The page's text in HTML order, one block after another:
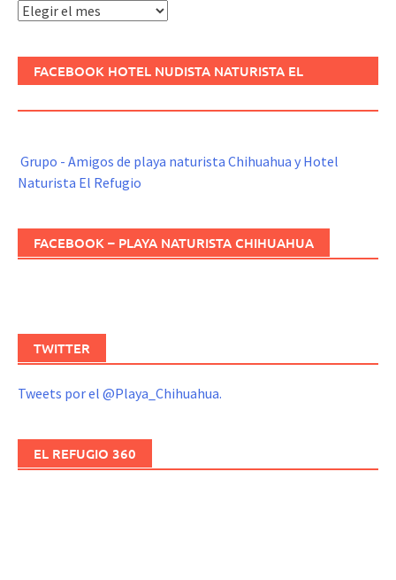
Archivos
FACEBOOK HOTEL NUDISTA NATURISTA EL
Grupo - Amigos de playa naturista Chihuahua y Hotel
Naturista El Refugio
FACEBOOK – PLAYA NATURISTA CHIHUAHUA
TWITTER
Tweets por el @Playa_Chihuahua.
EL REFUGIO 360